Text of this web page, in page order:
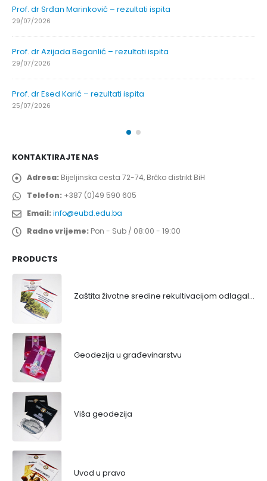
Prof. dr Srđan Marinković – rezultati ispita
29/07/2026
Prof. dr Azijada Beganlić – rezultati ispita
29/07/2026
Prof. dr Esed Karić – rezultati ispita
25/07/2026
KONTAKTIRAJTE NAS
Adresa: Bijeljinska cesta 72-74, Brčko distrikt BiH
Telefon: +387 (0)49 590 605
Email:info@eubd.edu.ba
Radno vrijeme: Pon - Sub / 08:00 - 19:00
PRODUCTS
Zaštita životne sredine rekultivacijom odlagališta
Geodezija u građevinarstvu
Viša geodezija
Uvod u pravo